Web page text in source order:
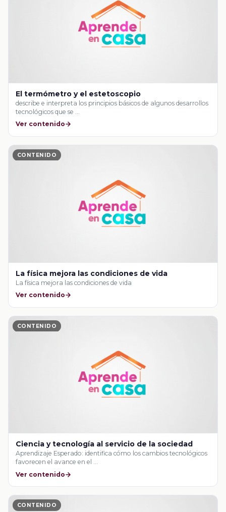
El termómetro y el estetoscopio
describe e interpreta los principios básicos de algunos desarrollos
tecnológicos que se …
Ver contenido
CONTENIDO
La física mejora las condiciones de vida
La física mejora las condiciones de vida
Ver contenido
CONTENIDO
Ciencia y tecnología al servicio de la sociedad
Aprendizaje Esperado: identifica cómo los cambios tecnológicos
favorecen el avance en el …
Ver contenido
CONTENIDO